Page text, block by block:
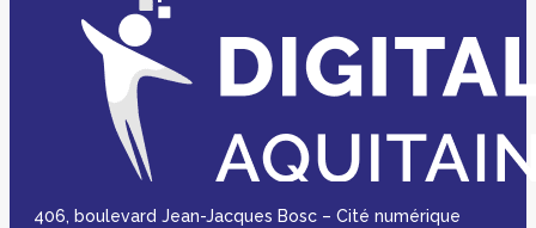
406, boulevard Jean-Jacques Bosc – Cité numérique